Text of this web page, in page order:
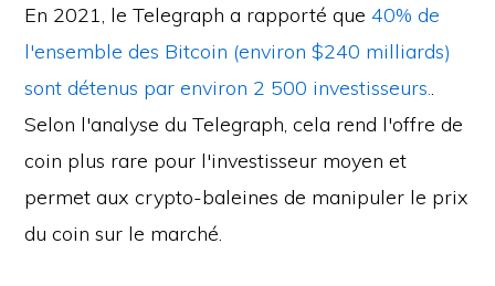
En 2021, le Telegraph a rapporté que40% de
l'ensemble des Bitcoin (environ $240 milliards)
sont détenus par environ 2 500 investisseurs..
Selon l'analyse du Telegraph, cela rend l'offre de
coin plus rare pour l'investisseur moyen et
permet aux crypto-baleines de manipuler le prix
du coin sur le marché.